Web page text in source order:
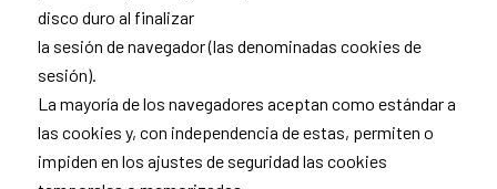
disco duro al finalizar
la sesión de navegador (las denominadas cookies de
sesión).
La mayoría de los navegadores aceptan como estándar a
las cookies y, con independencia de estas, permiten o
impiden en los ajustes de seguridad las cookies